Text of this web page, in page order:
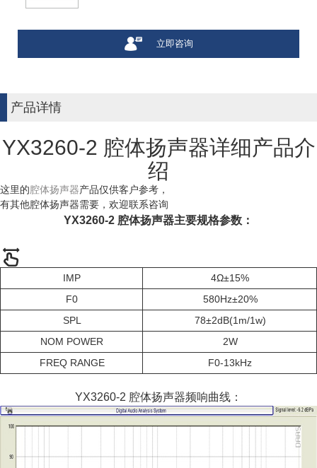
立即咨询
产品详情
YX3260-2 腔体扬声器详细产品介
绍
这里的腔体扬声器产品仅供客户参考，
有其他腔体扬声器需要，欢迎联系咨询
YX3260-2 腔体扬声器主要规格参数：
IMP
4Ω±15%
F0
580Hz±20%
SPL
78±2dB(1m/1w)
NOM POWER
2W
FREQ RANGE
F0-13kHz
YX3260-2 腔体扬声器频响曲线：